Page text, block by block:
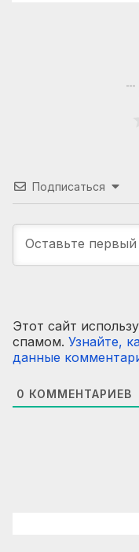
Подписаться
Этот сайт
спамом. Узнайте,
данные
0 КОММЕНТАРИЕВ